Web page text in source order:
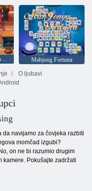
Caffe Emily: Novi početak
Mahjong Fortuna
O ljubavi
da navijamo za čovjeka razbiti
momčad izgubi?
on ne bi razumio drugim
kamere. Pokušajte zadržati